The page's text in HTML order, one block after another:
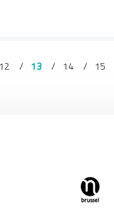
12 13 14 15